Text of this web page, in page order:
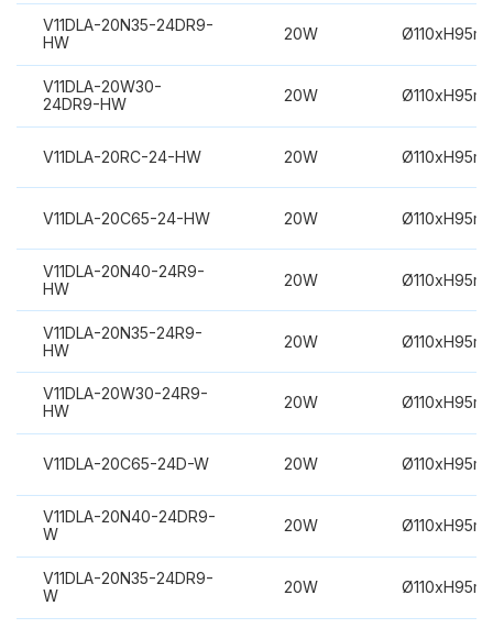
V11DLA-20N35-24DR9-
HW
20W
V11DLA-20W30-
24DR9-HW
20W
V11DLA-20RC-24-HW 20W
V11DLA-20C65-24-HW 20W
V11DLA-20N40-24R9-
HW
20W
V11DLA-20N35-24R9-
HW
20W
V11DLA-20W30-24R9-
HW
20W
V11DLA-20C65-24D-W 20W
V11DLA-20N40-24DR9-
W
20W
V11DLA-20N35-24DR9-
W
20W